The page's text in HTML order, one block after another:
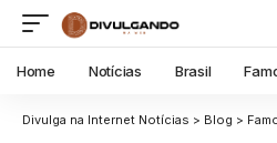
Home Notícias Brasil
Divulga na Internet Notícias > Blog >